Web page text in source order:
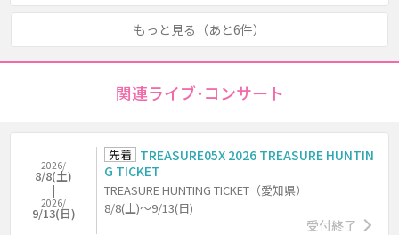
もっと見る（あと6件）
関連ライブ･コンサート
2026/
8/8(土)
2026/
9/13(日)
先着 TREASURE05X 2026 TREASURE HUNTIN
G TICKET
TREASURE HUNTING TICKET（愛知県）
8/8(土)～9/13(日)
受付終了